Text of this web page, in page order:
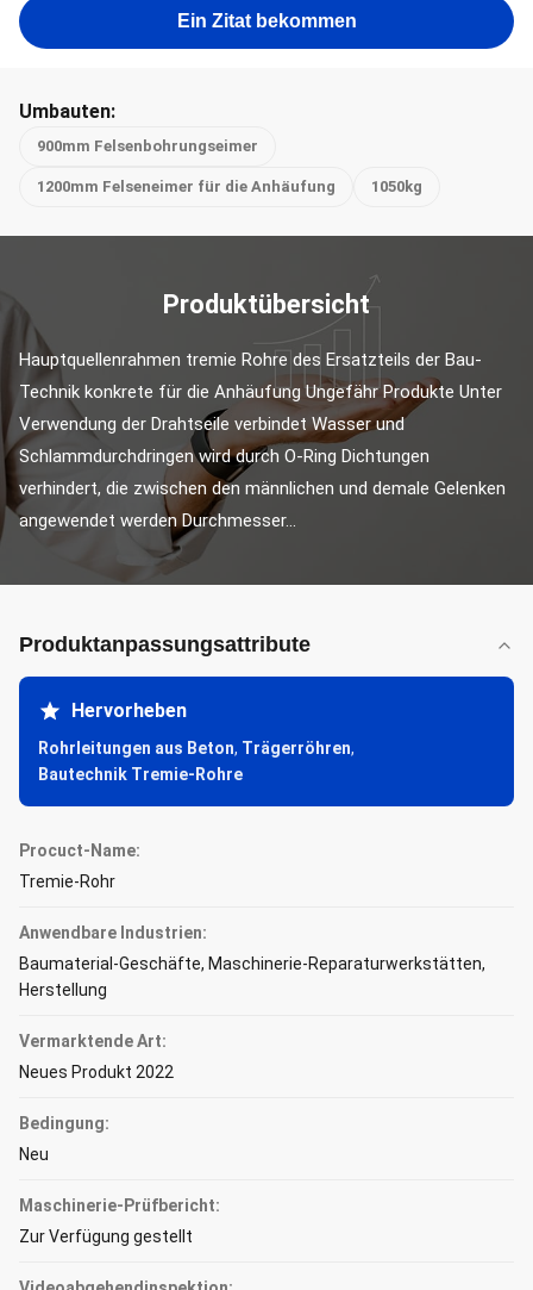
Ein Zitat bekommen
Umbauten:
900mm Felsenbohrungseimer
1200mm Felseneimer für die Anhäufung 1050kg
Produktübersicht
Hauptquellenrahmen tremie Rohre des Ersatzteils der Bau-
Technik konkrete für die Anhäufung Ungefähr Produkte Unter
Verwendung der Drahtseile verbindet Wasser und
Schlammdurchdringen wird durch O-Ring Dichtungen
verhindert, die zwischen den männlichen und demale Gelenken
angewendet werden Durchmesser...
Produktanpassungsattribute
Hervorheben
Rohrleitungen aus Beton, Trägerröhren,
Bautechnik Tremie-Rohre
Procuct-Name:
Tremie-Rohr
Anwendbare Industrien:
Baumaterial-Geschäfte, Maschinerie-Reparaturwerkstätten,
Herstellung
Vermarktende Art:
Neues Produkt 2022
Bedingung:
Neu
Maschinerie-Prüfbericht:
Zur Verfügung gestellt